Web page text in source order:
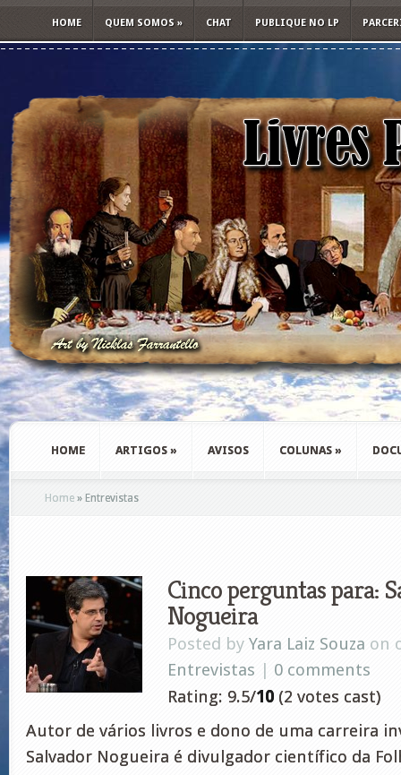
HOME QUEM SOMOS » CHAT PUBLIQUE NO LP
HOME ARTIGOS » AVISOS COLUNAS »
Home » Entrevistas
Cinco perguntas para:
Nogueira
Posted by Yara Laiz Souza on
Entrevistas | 0 comments
Rating: 9.5/10 (2 votes cast)
Autor de vários livros e dono de uma carreira
Salvador Nogueira é divulgador científico da